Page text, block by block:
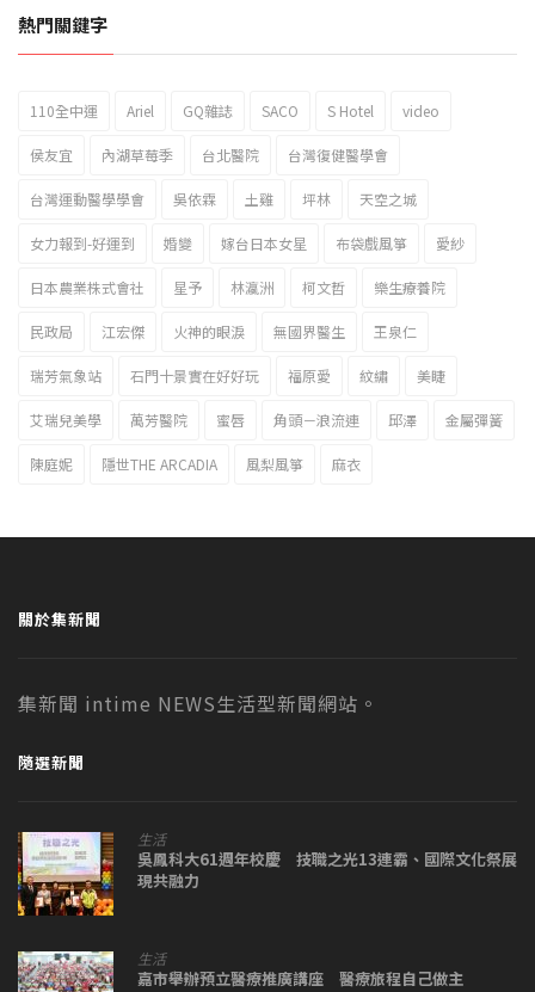
2023新北市北海岸國際風箏節「風在石起」霸氣回歸
熱門關鍵字
110全中運 Ariel GQ雜誌 SACO S Hotel video
侯友宜 內湖草莓季 台北醫院 台灣復健醫學會
台灣運動醫學學會 吳依霖 土雞 坪林 天空之城
女力報到-好運到 婚變 嫁台日本女星 布袋戲風箏 愛紗
日本農業株式會社 星予 林瀛洲 柯文哲 樂生療養院
民政局 江宏傑 火神的眼淚 無國界醫生 王泉仁
瑞芳氣象站 石門十景實在好好玩 福原愛 紋繡 美睫
艾瑞兒美學 萬芳醫院 蜜唇 角頭－浪流連 邱澤 金屬彈簧
陳庭妮 隱世THE ARCADIA 風梨風箏 麻衣
關於集新聞
集新聞 intime NEWS生活型新聞網站。
隨選新聞
生活
吳鳳科大61週年校慶 技職之光13連霸、國際文化祭展
現共融力
生活
嘉市舉辦預立醫療推廣講座 醫療旅程自己做主